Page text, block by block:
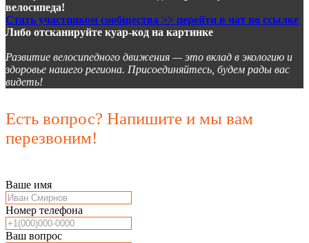
велосипеда!
Стать участником сообщества >> перейти в чат по ссылке
Либо отсканируйте куар-код на картинке
Развитие велосипедного движения — это вклад в экологию и
здоровье нашего региона. Присоединяйтесь, будем рады вас
видеть!
Есть вопрос? Напишите и мы вам
перезвоним!
Ваше имя
Номер телефона
Ваш вопрос